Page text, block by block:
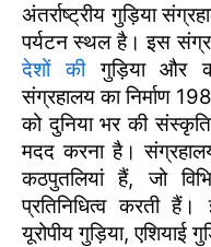
अंतर्राष्ट्रीय गुड़िया
पर्यटन स्थल है। इस
देशों कीगुड़िया और
संग्रहालय का निर्माण
को दुनिया भर की
मदद करना है।
कठपुतलियां हैं, जो
प्रतिनिधित्व करती
यूरोपीय गुड़िया, एशियाई